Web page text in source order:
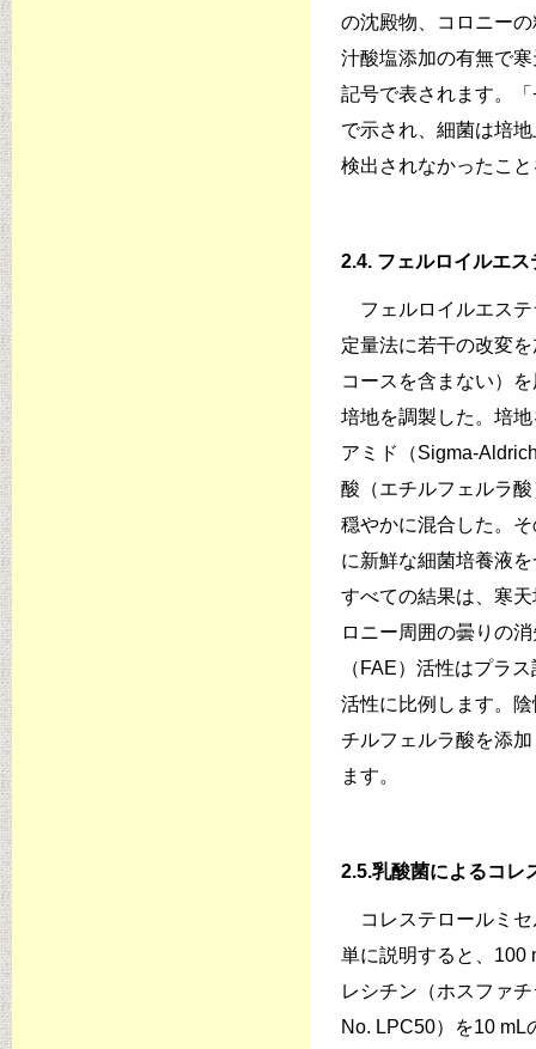
の沈殿物、コロニー
汁酸塩添加の有無で
記号で表されます。
で示され、細菌は培
検出されなかったこ
2.4. フェルロイルエ
フェルロイルエステ
定量法に若干の改変
コースを含まない）
培地を調製した。培
アミド（Sigma-
酸（エチルフェルラ
穏やかに混合した。
に新鮮な細菌培養液
すべての結果は、寒
ロニー周囲の曇りの
（FAE）活性はプラ
活性に比例します。
チルフェルラ酸を添
ます。
2.5.乳酸菌によるコレ
コレステロールミセ
単に説明すると、100
レシチン（ホスファ
No. LPC50）を10 mL